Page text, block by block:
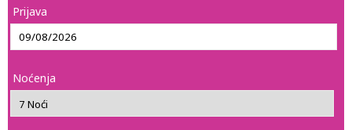
Prijava
Noćenja